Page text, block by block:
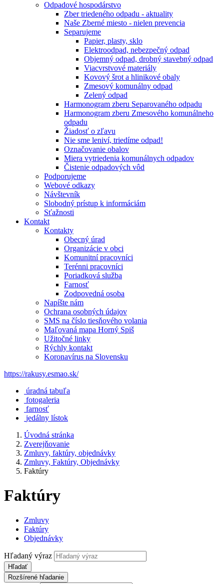
Odpadové hospodárstvo
Zber triedeného odpadu - aktuality
Naše Zberné miesto - nielen prevencia
Separujeme
Papier, plasty, sklo
Elektroodpad, nebezpečný odpad
Objemný odpad, drobný stavebný odpad
Viacvrstvové materiály
Kovový šrot a hlinikové obaly
Zmesový komunálny odpad
Zelený odpad
Harmonogram zberu Separovaného odpadu
Harmonogram zberu Zmesového komunálneho
odpadu
Žiadosť o zľavu
Nie sme leniví, triedíme odpad!
Označovanie obalov
Miera vytriedenia komunálnych odpadov
Čistenie odpadových vôd
Podporujeme
Webové odkazy
Návštevník
Slobodný prístup k informáciám
Sťažnosti
Kontakt
Kontakty
Obecný úrad
Organizácie v obci
Komunitní pracovníci
Terénni pracovníci
Poriadková služba
Farnosť
Zodpovedná osoba
Napíšte nám
Ochrana osobných údajov
SMS na číslo tiesňového volania
Maľovaná mapa Horný Spiš
Užitočné linky
Rýchly kontakt
Koronavírus na Slovensku
https://rakusy.esmao.sk/
úradná tabuľa
fotogaleria
farnosť
jedálny lístok
Úvodná stránka
Zverejňovanie
Zmluvy, faktúry, objednávky
Zmluvy, Faktúry, Objednávky
Faktúry
Faktúry
Zmluvy
Faktúry
Objednávky
Hľadaný výraz
Hľadať
Rozšírené hľadanie